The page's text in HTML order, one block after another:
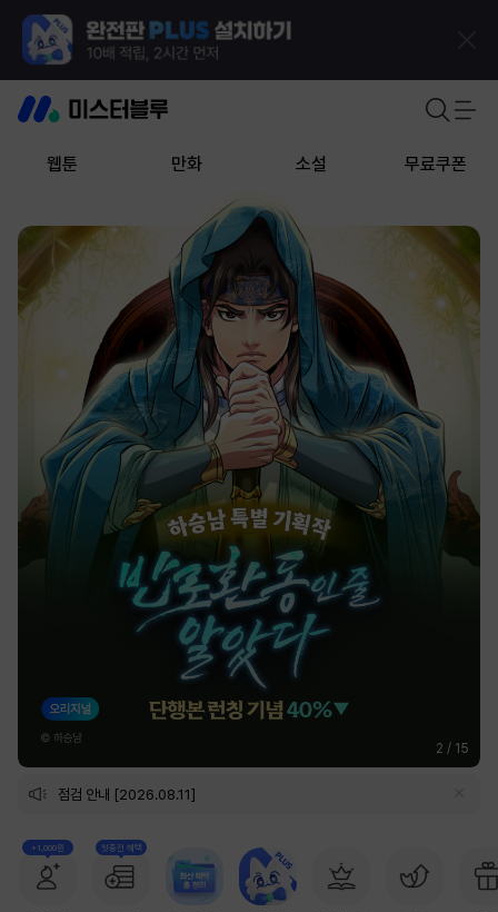
웹툰 만화 소설 무료쿠폰
2 / 15
점검 안내 [2026.08.11]
+1,000원 첫충전 혜택